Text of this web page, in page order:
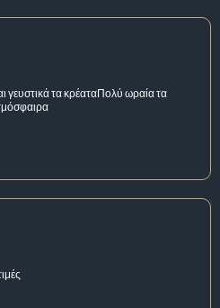
γευστικά τα κρέαταΠολύ ωραία τα